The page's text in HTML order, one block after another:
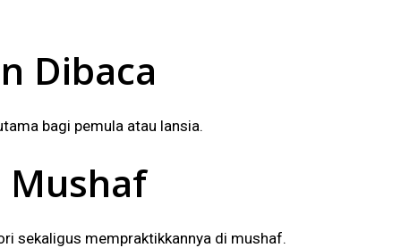
Dibaca
bagi pemula atau lansia.
Mushaf
sekaligus mempraktikkannya di mushaf.